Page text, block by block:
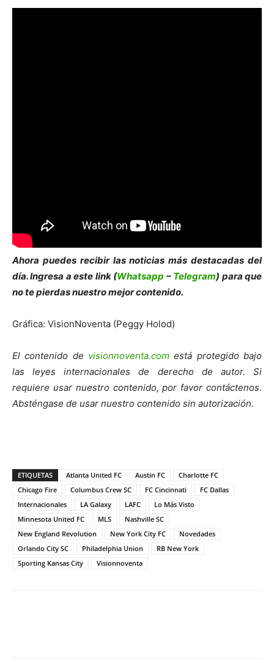
Ahora puedes recibir las noticias más destacadas del
día. Ingresa a este link (Whatsapp – Telegram) para que
no te pierdas nuestro mejor contenido.
Gráfica: VisionNoventa (Peggy Holod)
El contenido de visionnoventa.com está protegido bajo
las leyes internacionales de derecho de autor. Si
requiere usar nuestro contenido, por favor contáctenos.
Absténgase de usar nuestro contenido sin autorización.
ETIQUETAS Atlanta United FC Austin FC
Charlotte FC
Chicago Fire
Columbus Crew SC FC Cincinnati
FC Dallas
Internacionales
LA Galaxy LAFC
Lo Más Visto
Minnesota United FC
MLS
Nashville SC
New England Revolution
New York City FC
Novedades
Orlando City SC
Philadelphia Union
RB New York
Sporting Kansas City
Visionnoventa